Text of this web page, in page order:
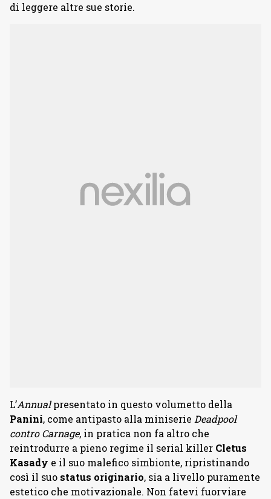
di leggere altre sue storie.
L’Annualpresentato in questo volumetto della
Panini, come antipasto alla miniserie Deadpool
contro Carnage, in pratica non fa altro che
reintrodurre a pieno regime il serial killer Cletus
Kasady e il suo malefico simbionte, ripristinando
così il suo status originario, sia a livello puramente
estetico che motivazionale. Non fatevi fuorviare